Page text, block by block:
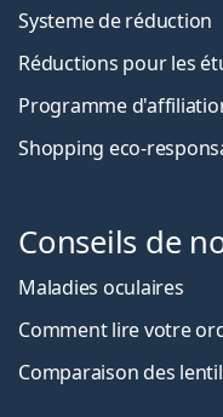
Systeme de réduction
Réductions pour les
Programme
Shopping eco-
Conseils de
Maladies oculaires
Comment lire votre
Comparaison des